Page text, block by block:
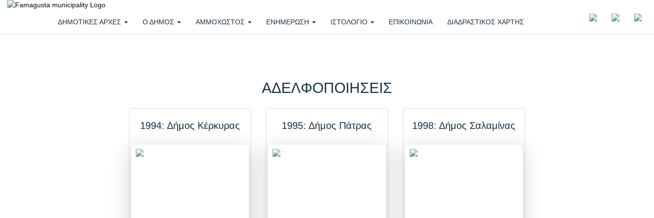
ΔΗΜΟΤΙΚΕΣ ΑΡΧΕΣ Ο ΔΗΜΟΣ ΑΜΜΟΧΩΣΤΟΣ ΕΝΗΜΕΡΩΣΗ ΙΣΤΟΛΟΓΙΟ ΕΠΙΚΟΙΝΩΝΙΑ ΔΙΑΔΡΑΣΤΙΚΟΣ ΧΑΡΤΗΣ
ΑΔΕΛΦΟΠΟΙΗΣΕΙΣ
1994: Δήμος Κέρκυρας 1995: Δήμος Πάτρας 1998: Δήμος Σαλαμίνας